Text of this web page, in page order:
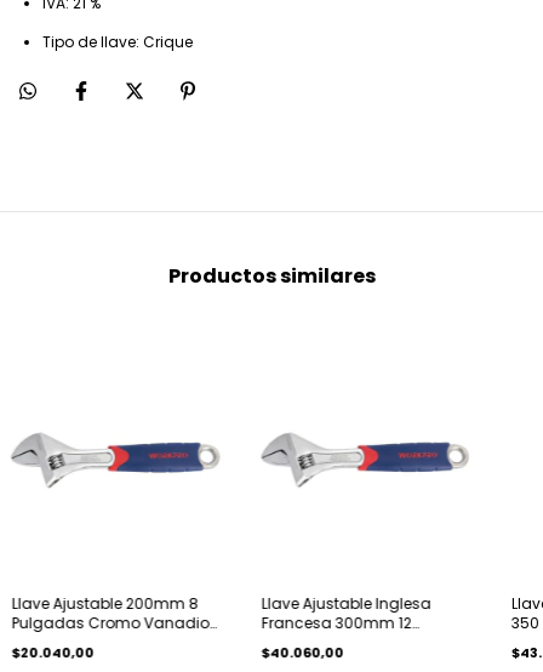
Tipo de llave: Crique
Productos similares
Llave Ajustable 200mm 8
Pulgadas Cromo Vanadio
$20.040,00
Llave Ajustable Inglesa
Francesa 300mm 12
$40.060,00
350